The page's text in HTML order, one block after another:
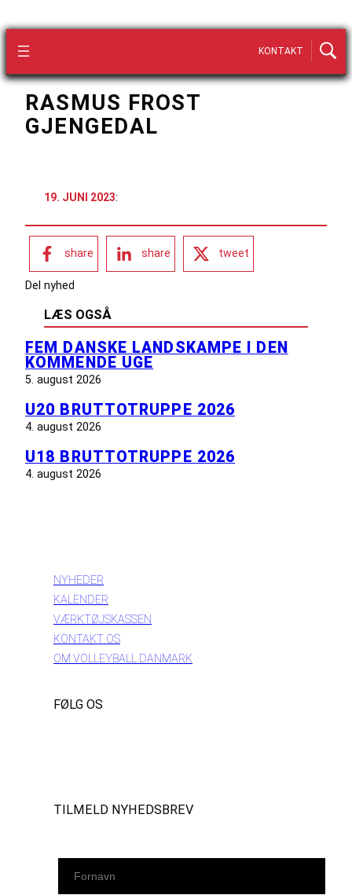
KONTAKT
RASMUS FROST
GJENGEDAL
19. JUNI 2023:
share share tweet
Del nyhed
LÆS OGSÅ
FEM DANSKE LANDSKAMPE I DEN
KOMMENDE UGE
5. august 2026
U20 BRUTTOTRUPPE 2026
4. august 2026
U18 BRUTTOTRUPPE 2026
4. august 2026
NYHEDER
KALENDER
VÆRKTØJSKASSEN
KONTAKT OS
OM VOLLEYBALL DANMARK
FØLG OS
TILMELD NYHEDSBREV